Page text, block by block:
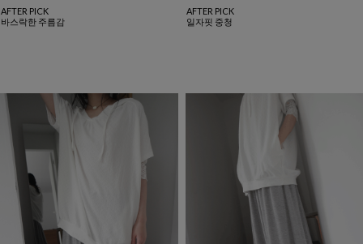
AFTER PICK
바스락한 주름감
AFTER PICK
일자핏 중청